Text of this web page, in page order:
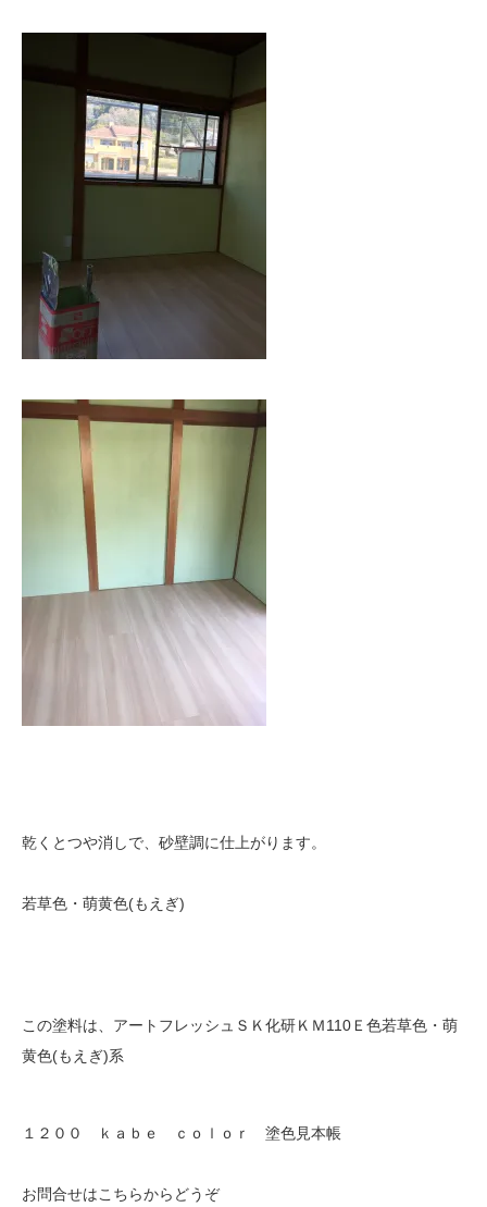
乾くとつや消しで、砂壁調に仕上がります。
若草色・萌黄色(もえぎ)
この塗料は、アートフレッシュＳＫ化研ＫＭ110Ｅ色若草色・萌
黄色(もえぎ)系
１２００ ｋａｂｅ ｃｏｌｏｒ 塗色見本帳
お問合せはこちらからどうぞ